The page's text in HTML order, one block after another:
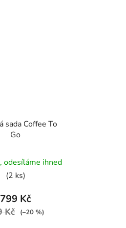
sada Coffee To
Go
odesíláme ihned
(2 ks)
799 Kč
Kč (–20 %)